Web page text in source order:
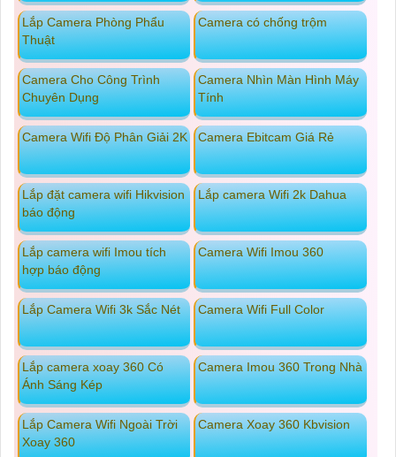
Lắp Camera Phòng Phẩu
Thuật
Camera có chống trộm
Camera Cho Công Trình
Chuyên Dụng
Camera Nhìn Màn Hình Máy
Tính
Camera Wifi Độ Phân Giải 2K Camera Ebitcam Giá Rẻ
Lắp đặt camera wifi Hikvision
báo động
Lắp camera Wifi 2k Dahua
Lắp camera wifi Imou tích
hợp báo động
Camera Wifi Imou 360
Lắp Camera Wifi 3k Sắc Nét Camera Wifi Full Color
Lắp camera xoay 360 Có
Ánh Sáng Kép
Camera Imou 360 Trong Nhà
Lắp Camera Wifi Ngoài Trời
Xoay 360
Camera Xoay 360 Kbvision